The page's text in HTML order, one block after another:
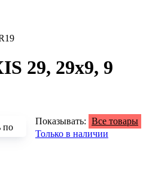
29, 29х9, 9
по
Показывать: Все товары
Только в наличии